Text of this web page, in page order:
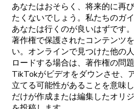
あなたはおそらく、将来的に再
たくないでしょう。私たちのガ
あなたは行くのが良いはずです。
著作権で保護されたコンテンツ
い。オンラインで見つけた他の
ロードする場合は、著作権の問
TikTokがビデオをダウンさせ、
立てる可能性があることを意味
だけが作成または編集したオリ